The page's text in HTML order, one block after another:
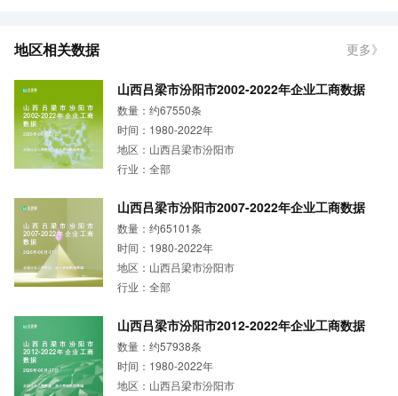
地区相关数据 更多》
山西吕梁市汾阳市
2002-2022年企业工商
数据
2026年-06月-17日
全国企业工商数据，选企查猫数据商城
山西吕梁市汾阳市2002-2022年企业工商数据
数量：约67550条
时间：1980-2022年
地区：山西吕梁市汾阳市
行业：全部
山西吕梁市汾阳市
2007-2022年企业工商
数据
2026年-06月-17日
全国企业工商数据，选企查猫数据商城
山西吕梁市汾阳市2007-2022年企业工商数据
数量：约65101条
时间：1980-2022年
地区：山西吕梁市汾阳市
行业：全部
山西吕梁市汾阳市
2012-2022年企业工商
数据
2026年-06月-17日
全国企业工商数据，选企查猫数据商城
山西吕梁市汾阳市2012-2022年企业工商数据
数量：约57938条
时间：1980-2022年
地区：山西吕梁市汾阳市